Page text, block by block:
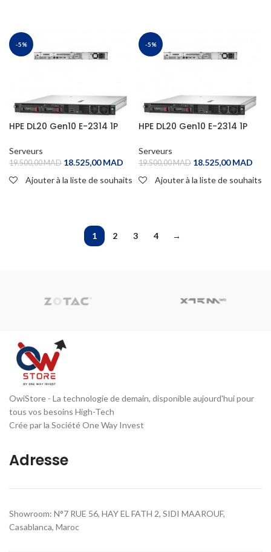
-5%
HPE DL20 Gen10 E-2314 1P
Serveurs
19.500,00MAD 18.525,00MAD
Ajouter à la liste de souhaits
-5%
HPE DL20 Gen10 E-2314 1P
Serveurs
19.500,00MAD 18.525,00MAD
Ajouter à la liste de souhaits
1 2 3 4 →
OwiStore - La technologie de demain, disponible aujourd'hui pour
tous vos besoins High-Tech
Crée par la Société One Way Invest
Adresse
Showroom: N°7 RUE 56, HAY EL FATH 2, SIDI MAAROUF,
Casablanca, Maroc